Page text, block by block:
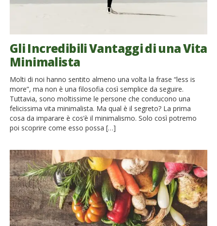
Gli Incredibili Vantaggi di una Vita
Minimalista
Molti di noi hanno sentito almeno una volta la frase “less is
more”, ma non è una filosofia così semplice da seguire.
Tuttavia, sono moltissime le persone che conducono una
felicissima vita minimalista. Ma qual è il segreto? La prima
cosa da imparare è cos’è il minimalismo. Solo così potremo
poi scoprire come esso possa […]